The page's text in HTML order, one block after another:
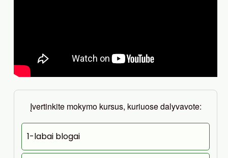
Įvertinkite mokymo kursus, kuriuose dalyvavote:
1-labai blogai